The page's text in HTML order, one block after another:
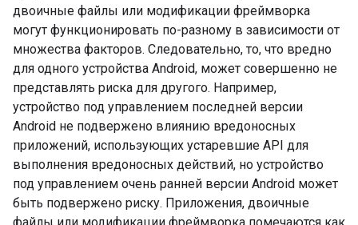
двоичные файлы или модификации фреймворка
могут функционировать по-разному в зависимости от
множества факторов. Следовательно, то, что вредно
для одного устройства Android, может совершенно не
представлять риска для другого. Например,
устройство под управлением последней версии
Android не подвержено влиянию вредоносных
приложений, использующих устаревшие API для
выполнения вредоносных действий, но устройство
под управлением очень ранней версии Android может
быть подвержено риску. Приложения, двоичные